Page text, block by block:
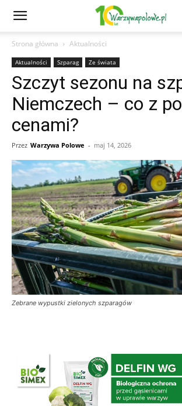
Strona główna Aktualności
Aktualności Szparag Ze świata
Szczyt sezonu na
Niemczech – co z
cenami?
Przez Warzywa Polowe - maj 14, 2026
Zebrane wypustki zielonych szparagów